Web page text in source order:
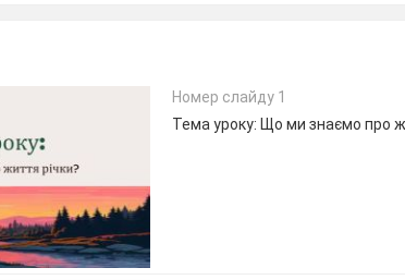
Номер слайду 1
Тема уроку: Що ми знаємо про